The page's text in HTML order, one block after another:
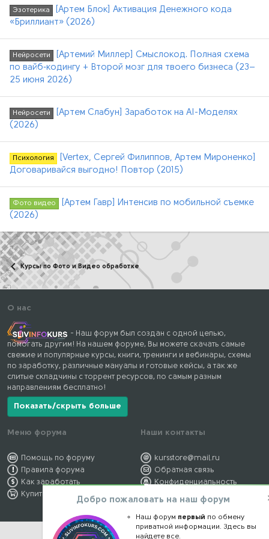
Эзотерика
[Артем Блок] Активация Денежного кода
«Бриллиант» (2026)
Нейросети
[Артемий Миллер] Смыслокод. Полная схема
по вайб‑кодингу + Второй мозг для твоего бизнеса (23–
25 июня 2026)
Нейросети
[Артем Слабун] Заработок на AI-Моделях
(2026)
Психология
[Vertex, Сергей Филиппов, Артем Мироненко]
Договаривайся выгодно! Повтор (2015)
Фото видео
[Артем Гавр] Интенсив по мобильной съемке
(2026)
Курсы по Фото и Видео обработке
О нас
- Наш форум был создан с одной целью,
помогать другим! На нашем форуме, Вы можете скачать самые
свежие и популярные курсы, книги, тренинги и вебинары, схемы
по заработку, различные мануалы и готовые кейсы, а так же
слитые складчины с торрент ресурсов, по самым разным
направлениям бесплатно!
Показать/скрыть больше
Меню форума
Помощь по форуму
Правила форума
Как заработать
Купить премиум
Наши контакты
kursstore@mail.ru
Обратная связь
Конфиденциальность
Правообладателям
Добро пожаловать на наш форум
Наш форум первый по обмену
приватной информации. Здесь вы
найдете все.